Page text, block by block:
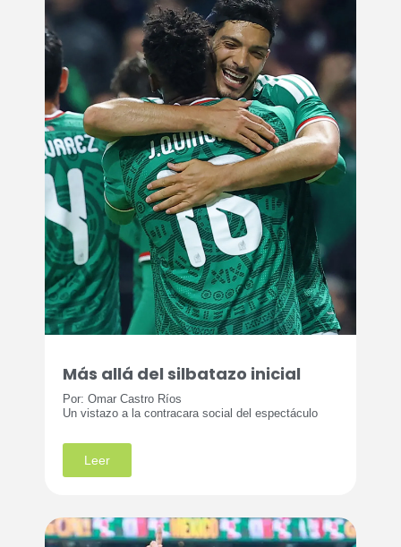
Más allá del silbatazo inicial
Por: Omar Castro Ríos
Un vistazo a la contracara social del espectáculo
Leer